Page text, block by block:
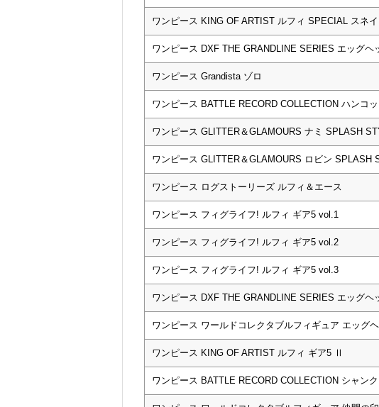
ワンピース KING OF ARTIST ルフィ SPECIAL スネ
ワンピース DXF THE GRANDLINE SERIES エッグヘ
ワンピース Grandista ゾロ
ワンピース BATTLE RECORD COLLECTION ハンコッ
ワンピース GLITTER＆GLAMOURS ナミ SPLASH
ワンピース GLITTER＆GLAMOURS ロビン SPLASH
ワンピース ログストーリーズ ルフィ＆エース
ワンピース フィグライフ! ルフィ ギア5 vol.1
ワンピース フィグライフ! ルフィ ギア5 vol.2
ワンピース フィグライフ! ルフィ ギア5 vol.3
ワンピース DXF THE GRANDLINE SERIES エッグヘ
ワンピース ワールドコレクタブルフィギュア エッグ
ワンピース KING OF ARTIST ルフィ ギア5 Ⅱ
ワンピース BATTLE RECORD COLLECTION シャン